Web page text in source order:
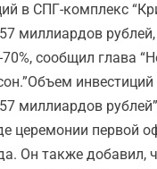
в СПГ-комплекс
миллиардов
сообщил глава
миллиардов
церемонии первой
Он также добавил,